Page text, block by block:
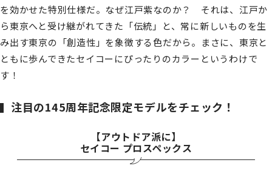
を効かせた特別仕様だ。なぜ江戸紫なのか？ それは、江戸か
ら東京へと受け継がれてきた「伝統」と、常に新しいものを生
み出す東京の「創造性」を象徴する色だから。まさに、東京と
ともに歩んできたセイコーにぴったりのカラーというわけで
す！
注目の145周年記念限定モデルをチェック！
【アウトドア派に】
セイコー プロスペックス